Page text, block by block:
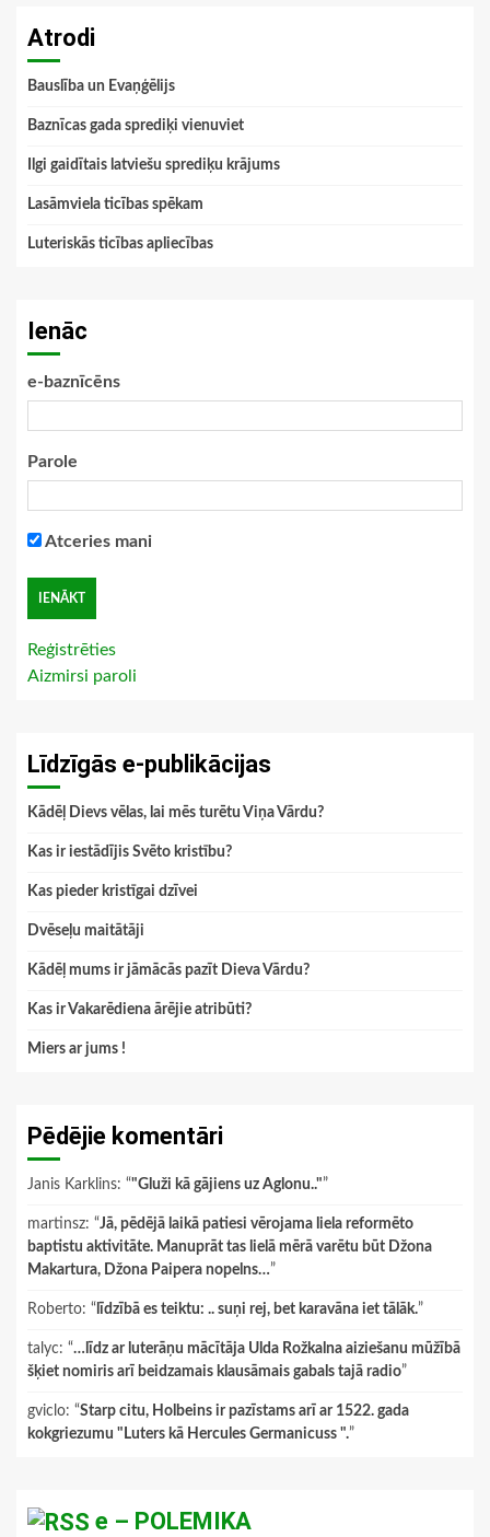
Atrodi
Bauslība un Evaņģēlijs
Baznīcas gada sprediķi vienuviet
Ilgi gaidītais latviešu sprediķu krājums
Lasāmviela ticības spēkam
Luteriskās ticības apliecības
Ienāc
e-baznīcēns
Parole
Atceries mani
Reģistrēties
Aizmirsi paroli
Līdzīgās e-publikācijas
Kādēļ Dievs vēlas, lai mēs turētu Viņa Vārdu?
Kas ir iestādījis Svēto kristību?
Kas pieder kristīgai dzīvei
Dvēseļu maitātāji
Kādēļ mums ir jāmācās pazīt Dieva Vārdu?
Kas ir Vakarēdiena ārējie atribūti?
Miers ar jums !
Pēdējie komentāri
Janis Karklins: “"Gluži kā gājiens uz Aglonu.."”
martinsz: “Jā, pēdējā laikā patiesi vērojama liela reformēto
baptistu aktivitāte. Manuprāt tas lielā mērā varētu būt Džona
Makartura, Džona Paipera nopelns…”
Roberto: “ līdzībā es teiktu: .. suņi rej, bet karavāna iet tālāk.”
talyc: “…līdz ar luterāņu mācītāja Ulda Rožkalna aiziešanu mūžībā
šķiet nomiris arī beidzamais klausāmais gabals tajā radio”
gviclo: “Starp citu, Holbeins ir pazīstams arī ar 1522. gada
kokgriezumu "Luters kā Hercules Germanicuss ".”
e – POLEMIKA